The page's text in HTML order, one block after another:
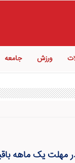
ورزش جامعه
کمتر از ۲۰۰ میلیون تومان در